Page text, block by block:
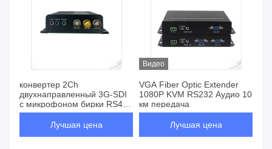
конвертер 2Ch
двухнаправленный 3G-SDI
с микрофоном бирки RS485
RS422 стерео аудио
Лучшая цена
Видео
VGA Fiber Optic Extender
1080P KVM RS232 Аудио 10
км передача
Лучшая цена